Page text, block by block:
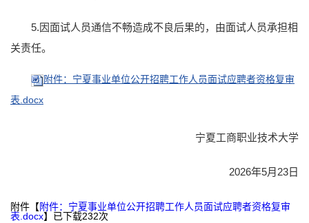
5.因面试人员通信不畅造成不良后果的，由面试人员承担相
关责任。
附件：宁夏事业单位公开招聘工作人员面试应聘者资格复审
表.docx
宁夏工商职业技术大学
2026年5月23日
附件【附件：宁夏事业单位公开招聘工作人员面试应聘者资格复审
表.docx】已下载232次